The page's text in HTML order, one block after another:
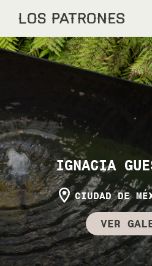
IGNACIA
CIUDAD DE
VER